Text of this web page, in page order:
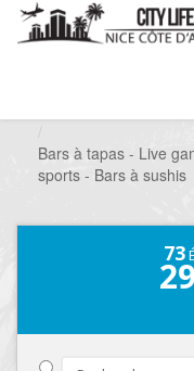
Bars à tapas - Live
sports - Bars à sushis
73
29